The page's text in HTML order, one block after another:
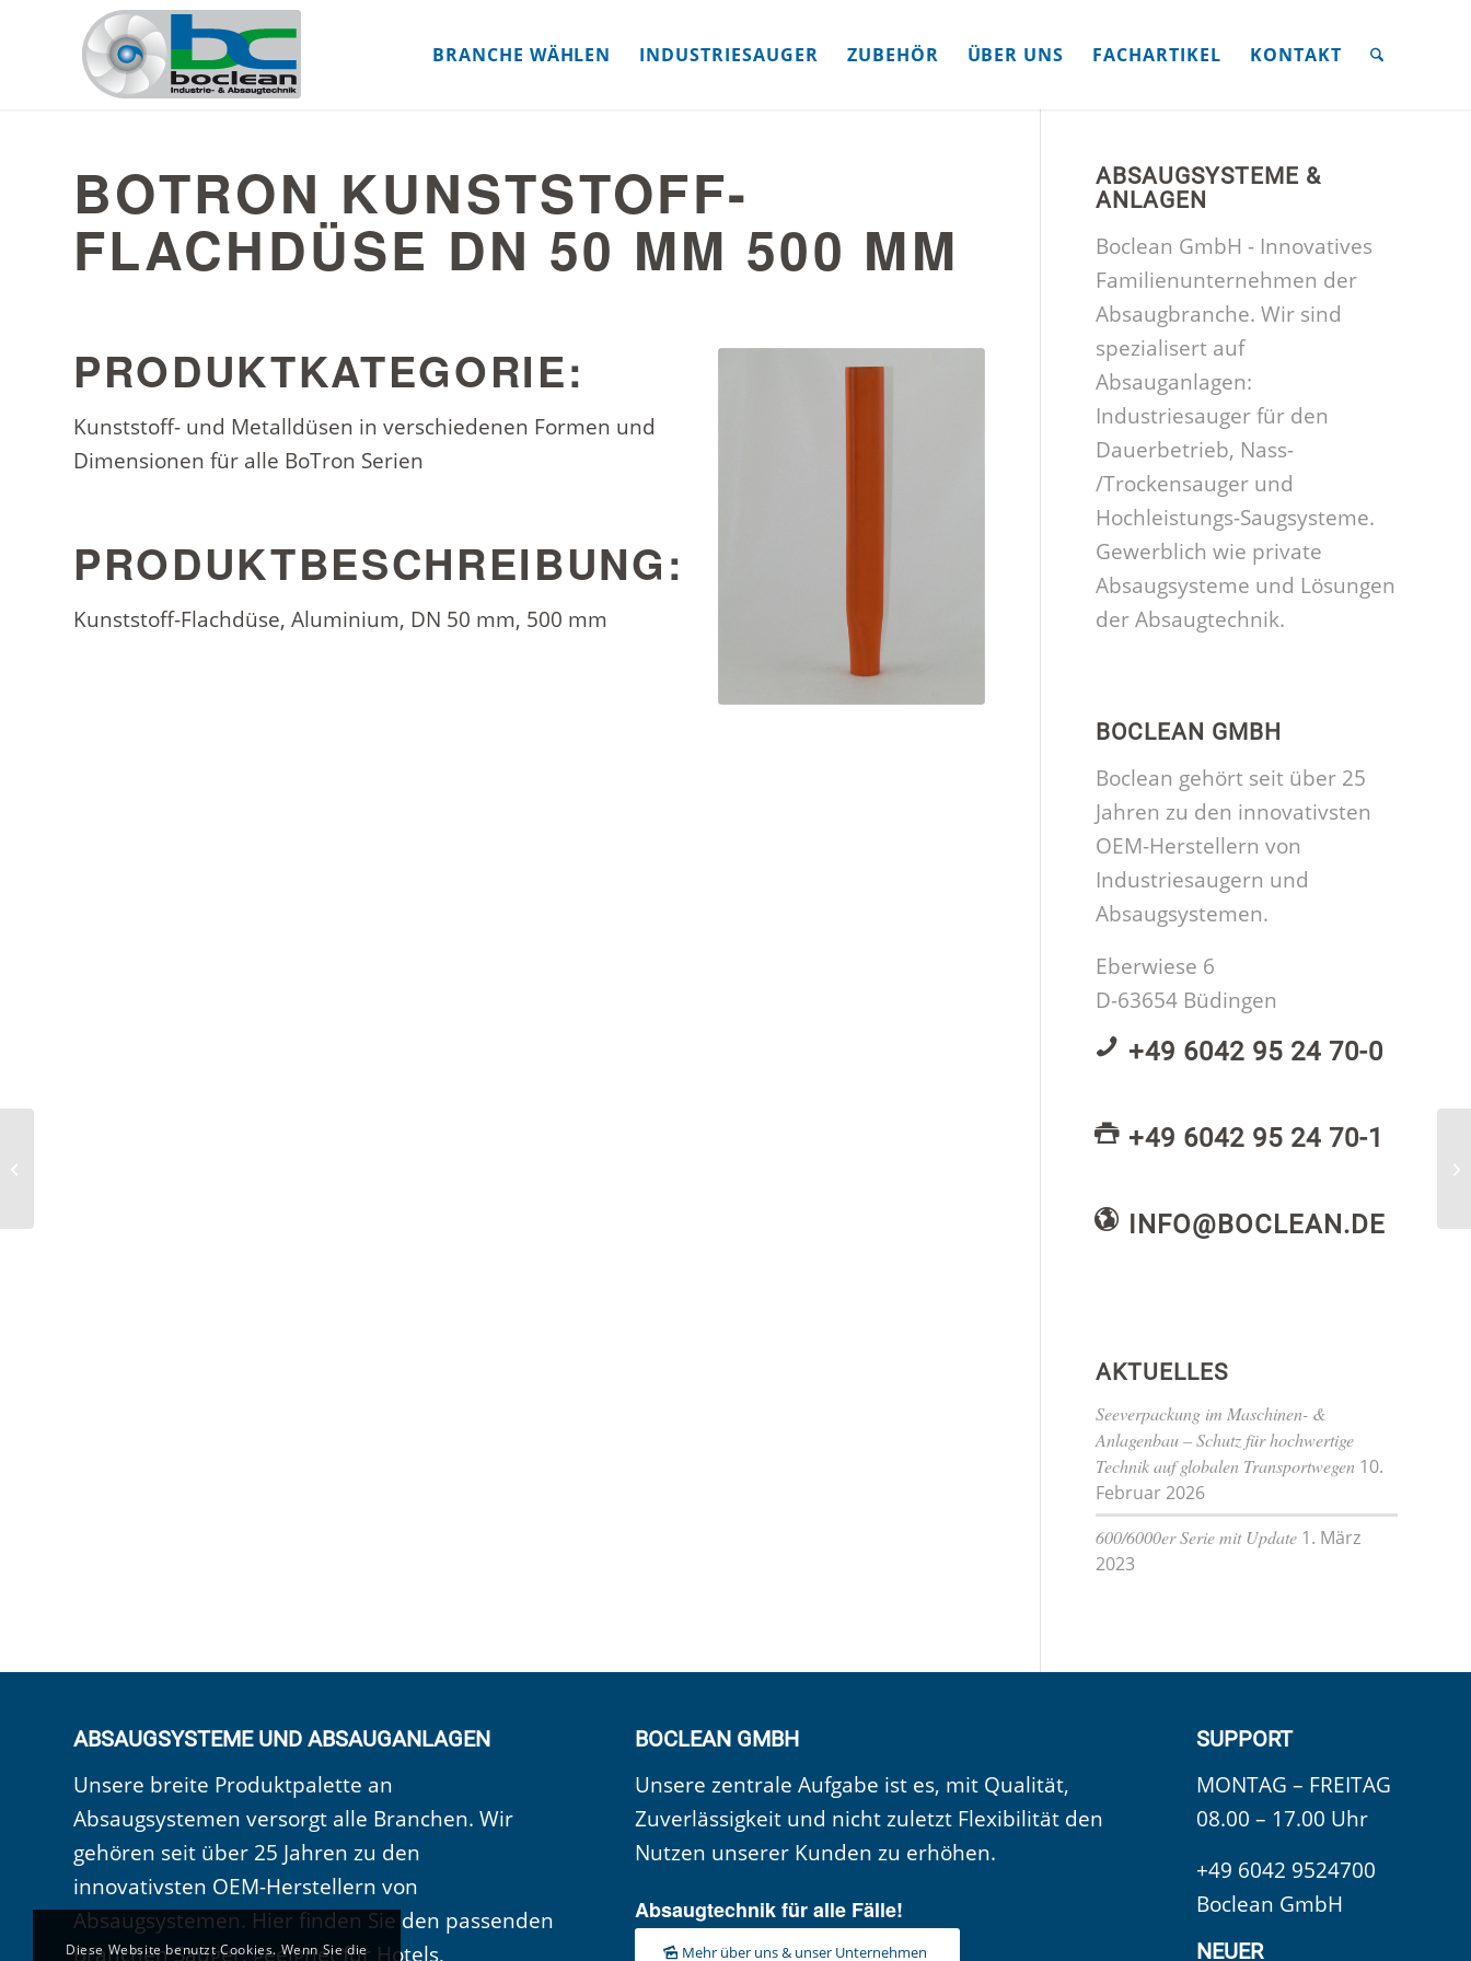
BRANCHE WÄHLEN INDUSTRIESAUGER ZUBEHÖR ÜBER UNS FACHARTIKEL KONTAKT
BOTRON KUNSTSTOFF-
FLACHDÜSE DN 50 MM 500 MM
PRODUKTKATEGORIE:
Kunststoff- und Metalldüsen in verschiedenen Formen und
Dimensionen für alle BoTron Serien
PRODUKTBESCHREIBUNG:
Kunststoff-Flachdüse, Aluminium, DN 50 mm, 500 mm
ABSAUGSYSTEME &
ANLAGEN
Boclean GmbH - Innovatives
Familienunternehmen der
Absaugbranche. Wir sind
spezialisert auf
Absauganlagen:
Industriesauger für den
Dauerbetrieb, Nass-
/Trockensauger und
Hochleistungs-Saugsysteme.
Gewerblich wie private
Absaugsysteme und Lösungen
der Absaugtechnik.
BOCLEAN GMBH
Boclean gehört seit über 25
Jahren zu den innovativsten
OEM-Herstellern von
Industriesaugern und
Absaugsystemen.
Eberwiese 6
D-63654 Büdingen
+49 6042 95 24 70-0
+49 6042 95 24 70-1
INFO@BOCLEAN.DE
AKTUELLES
Seeverpackung im Maschinen- &
Anlagenbau – Schutz für hochwertige
Technik auf globalen Transportwegen 10.
Februar 2026
600/6000er Serie mit Update 1. März
2023
ABSAUGSYSTEME UND ABSAUGANLAGEN
Unsere breite Produktpalette an
Absaugsystemen versorgt alle Branchen. Wir
gehören seit über 25 Jahren zu den
innovativsten OEM-Herstellern von
Absaugsystemen. Hier finden Sie den passenden
Branchen Sauger, geeignet für Hotels,
BOCLEAN GMBH
Unsere zentrale Aufgabe ist es, mit Qualität,
Zuverlässigkeit und nicht zuletzt Flexibilität den
Nutzen unserer Kunden zu erhöhen.
Absaugtechnik für alle Fälle!
Mehr über uns & unser Unternehmen
SUPPORT
MONTAG – FREITAG
08.00 – 17.00 Uhr
+49 6042 9524700
Boclean GmbH
NEUER
Diese Website benutzt Cookies. Wenn Sie die